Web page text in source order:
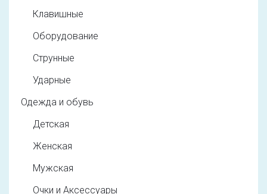
Клавишные
Оборудование
Струнные
Ударные
Одежда и обувь
Детская
Женская
Мужская
Очки и Аксессуары